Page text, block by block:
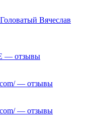
Вячеслав
— отзывы
— отзывы
— отзывы